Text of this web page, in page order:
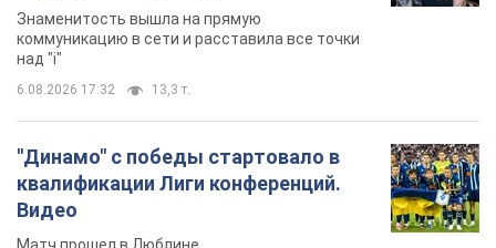
Знаменитость вышла на прямую
коммуникацию в сети и расставила все точки
над "i"
6.08.2026 17:32 13,3 т.
"Динамо" с победы стартовало в
квалификации Лиги конференций.
Видео
Матч прошел в Люблине